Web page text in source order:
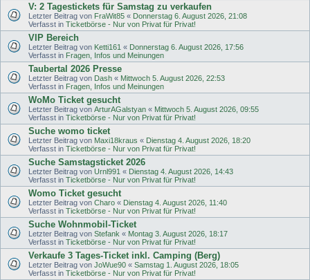
V: 2 Tagestickets für Samstag zu verkaufen
Letzter Beitrag von FraWit85 « Donnerstag 6. August 2026, 21:08
Verfasst in Ticketbörse - Nur von Privat für Privat!
VIP Bereich
Letzter Beitrag von Ketti161 « Donnerstag 6. August 2026, 17:56
Verfasst in Fragen, Infos und Meinungen
Taubertal 2026 Presse
Letzter Beitrag von Dash « Mittwoch 5. August 2026, 22:53
Verfasst in Fragen, Infos und Meinungen
WoMo Ticket gesucht
Letzter Beitrag von ArturAGalstyan « Mittwoch 5. August 2026, 09:55
Verfasst in Ticketbörse - Nur von Privat für Privat!
Suche womo ticket
Letzter Beitrag von Maxi18kraus « Dienstag 4. August 2026, 18:20
Verfasst in Ticketbörse - Nur von Privat für Privat!
Suche Samstagsticket 2026
Letzter Beitrag von Urnl991 « Dienstag 4. August 2026, 14:43
Verfasst in Ticketbörse - Nur von Privat für Privat!
Womo Ticket gesucht
Letzter Beitrag von Charo « Dienstag 4. August 2026, 11:40
Verfasst in Ticketbörse - Nur von Privat für Privat!
Suche Wohnmobil-Ticket
Letzter Beitrag von Stefank « Montag 3. August 2026, 18:17
Verfasst in Ticketbörse - Nur von Privat für Privat!
Verkaufe 3 Tages-Ticket inkl. Camping (Berg)
Letzter Beitrag von JoWue90 « Samstag 1. August 2026, 18:05
Verfasst in Ticketbörse - Nur von Privat für Privat!